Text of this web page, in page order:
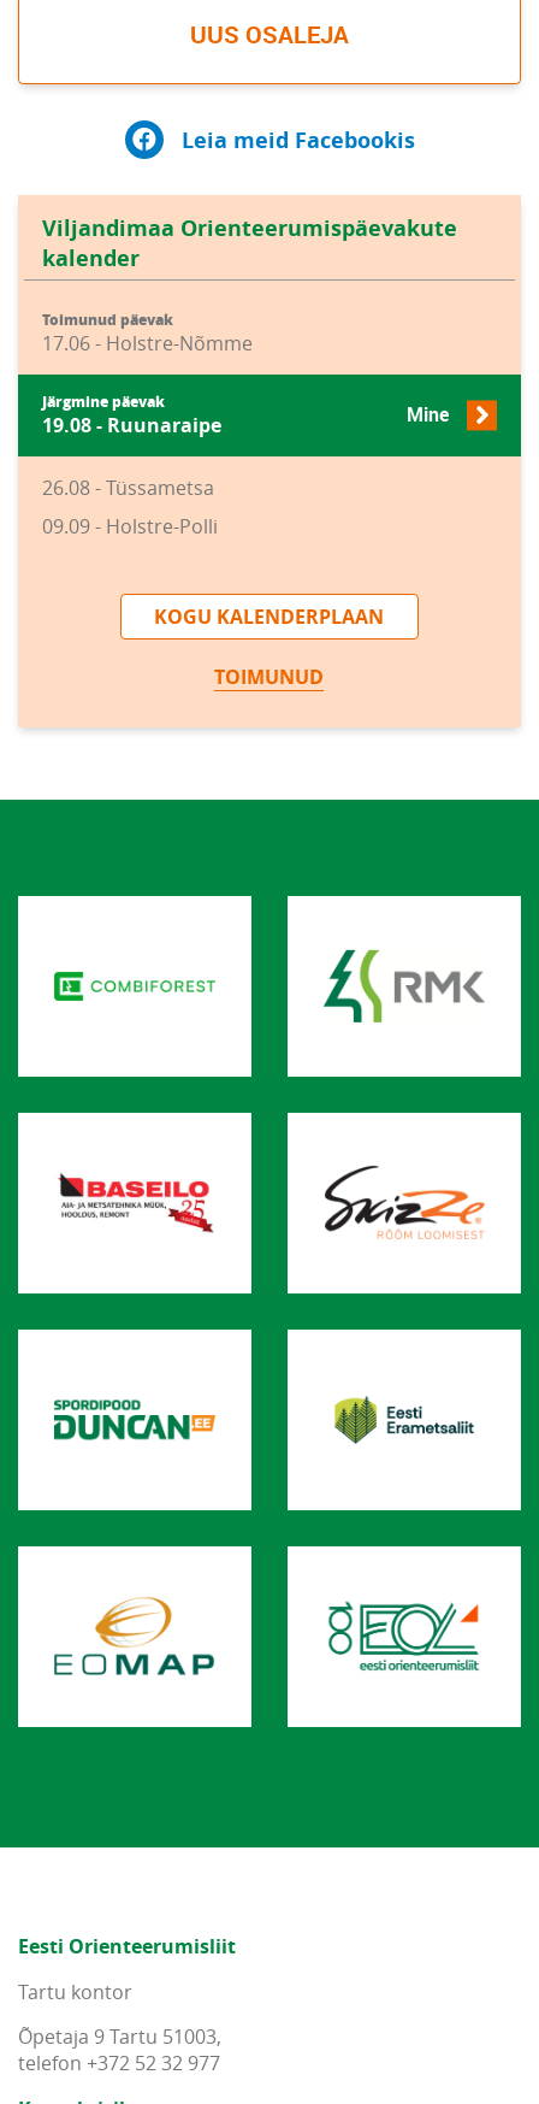
UUS OSALEJA
Leia meid Facebookis
Viljandimaa Orienteerumispäevakute
kalender
Toimunud päevak
17.06 - Holstre-Nõmme
Järgmine päevak
19.08 - Ruunaraipe Mine
26.08 - Tüssametsa
09.09 - Holstre-Polli
KOGU KALENDERPLAAN
TOIMUNUD
Eesti Orienteerumisliit
Tartu kontor
Õpetaja 9 Tartu 51003,
telefon +372 52 32 977